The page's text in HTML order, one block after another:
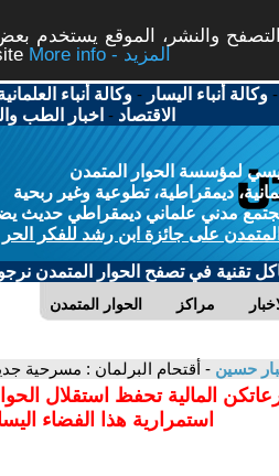
والنشر، الموقع يستخدم
More info - المزيد
-وكالة أنباء اليسار -وكالة أنباء
الاقتصاد - اخبار الطب
لمؤسسة الحوار المتمدن
ديمقراطية، تطوعية وغير ربحية
مدني علماني ديمقراطي حديث يضمن
على جائزة ابن رشد للفكر الحر
تقنية في تصفح الحوار المتمدن نرجو
الحوار المتمدن مراكز
حسين - أقتحام البرلمان : مسرحية
المالية تحفظ استقلال
استمرارية هذا الفضاء